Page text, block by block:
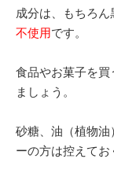
成分は、もちろん
不使用です。
食品やお菓子を買
ましょう。
砂糖、油（植物
ーの方は控えてお